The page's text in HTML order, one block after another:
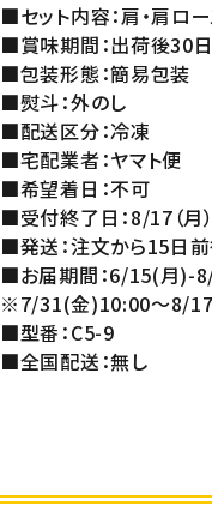
■セット内容：肩・肩ロ
■賞味期間：出荷後30日
■包装形態：簡易包装
■熨斗：外のし
■配送区分：冷凍
■宅配業者：ヤマト便
■希望着日：不可
■受付終了日：8/17（月
■発送：注文から15日
■お届期間：6/15(月)-
※7/31(金)10:00～8/
■型番：C5-9
■全国配送：無し